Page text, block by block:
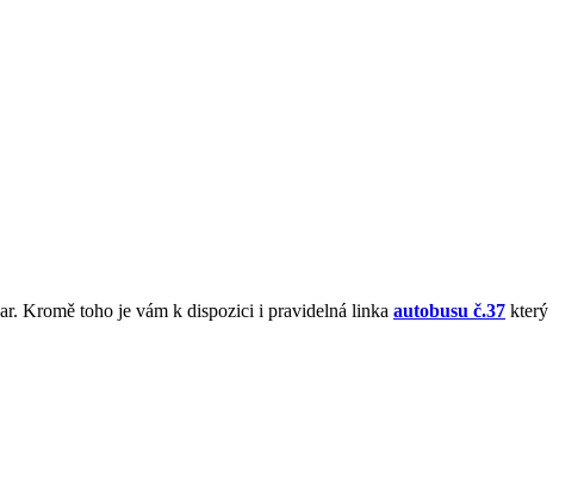
Kromě toho je vám k dispozici i pravidelná linka autobusu č.37 který